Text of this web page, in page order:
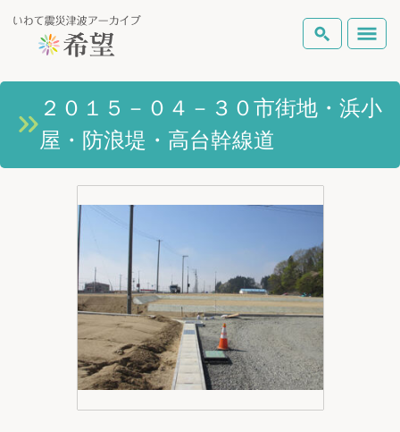
岩手県の被害状況
ピックアップコンテンツ
Foreign Laguage
検索
２０１５－０４－３０市街地・浜小
屋・防浪堤・高台幹線道